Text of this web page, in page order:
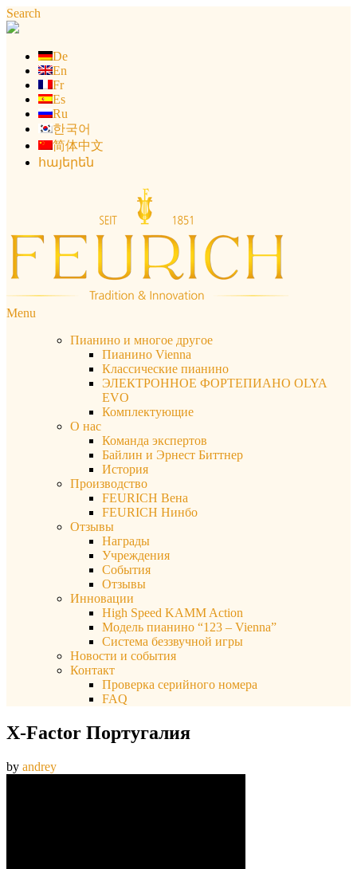
Skip
to
Search
De
En
Fr
Es
Ru
한국어
简体中文
հայերեն
Menu
Пианино и многое другое
Пианино Vienna
Классические пианино
ЭЛЕКТРОННОЕ ФОРТЕПИАНО OLYA
EVO
Комплектующие
О нас
Команда экспертов
Байлин и Эрнест Биттнер
История
Производство
FEURICH Вена
FEURICH Нинбо
Отзывы
Награды
Учреждения
События
Отзывы
Инновации
High Speed KAMM Action
Модель пианино “123 – Vienna”
Система беззвучной игры
Новости и события
Контакт
Проверка серийного номера
FAQ
X-Factor Португалия
by andrey